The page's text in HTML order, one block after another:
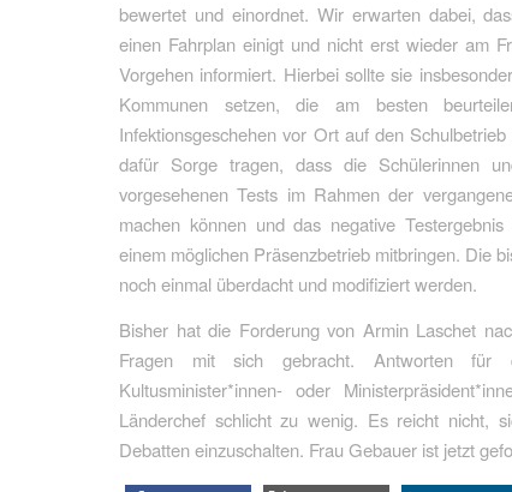
bewertet und einordnet. Wir erwarten dabei,
einen Fahrplan einigt und nicht erst wieder am
Vorgehen informiert. Hierbei sollte sie
Kommunen setzen, die am besten
Infektionsgeschehen vor Ort auf den
dafür Sorge tragen, dass die Schülerinnen
vorgesehenen Tests im Rahmen der
machen können und das negative
einem möglichen Präsenzbetrieb mitbringen. Die
noch einmal überdacht und modifiziert werden.
Bisher hat die Forderung von Armin Laschet
Fragen mit sich gebracht. Antworten
Kultusminister*innen- oder
Länderchef schlicht zu wenig. Es reicht nicht,
Debatten einzuschalten. Frau Gebauer ist jetzt